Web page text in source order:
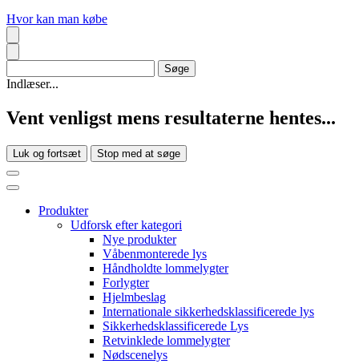
Hvor kan man købe
Indlæser...
Vent venligst mens resultaterne hentes...
Luk og fortsæt Stop med at søge
Produkter
Udforsk efter kategori
Nye produkter
Våbenmonterede lys
Håndholdte lommelygter
Forlygter
Hjelmbeslag
Internationale sikkerhedsklassificerede lys
Sikkerhedsklassificerede Lys
Retvinklede lommelygter
Nødscenelys